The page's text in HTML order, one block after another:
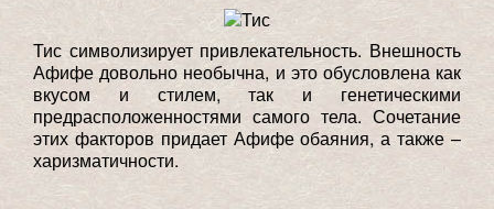
Тис символизирует привлекательность. Внешность
Афифе довольно необычна, и это обусловлена как
вкусом и стилем, так и генетическими
предрасположенностями самого тела. Сочетание
этих факторов придает Афифе обаяния, а также –
харизматичности.